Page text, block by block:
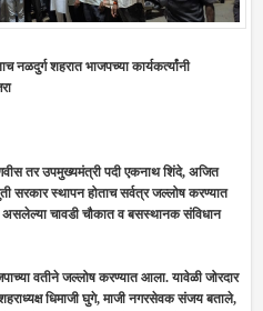
शहरात भाजपच्या कार्यकर्त्यांनी
तर उपमुख्यमंत्री पदी एकनाथ शिंदे, अजित
सरकार स्थापन होताच सर्वत्र जल्लोष करण्यात
असलेल्या चावडी चौकात व बसस्थानक संविधान
वतीने जल्लोष करण्यात आला. यावेळी जोरदार
धिमाजी घुगे, माजी नगरसेवक संजय बताले,